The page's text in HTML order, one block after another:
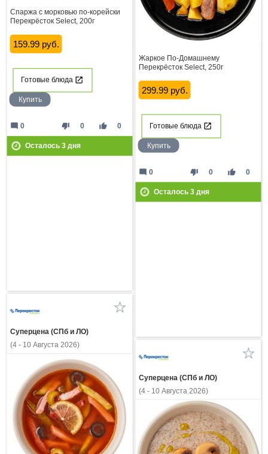
Спаржа с морковью по-корейски
Перекрёсток Select, 200г
159.99 руб.
Готовые блюда
Купить
thumb_down 0 thumb_up 0
mode_comment 0
Осталось 3дня
Жаркое По-Домашнему
Перекрёсток Select, 250г
299.99 руб.
Готовые блюда
Купить
thumb_down 0 thumb_up 0
mode_comment 0
Осталось 3дня
Суперцена (СПб и ЛО)
(4 - 10 Августа 2026)
Суперцена (СПб и ЛО)
(4 - 10 Августа 2026)